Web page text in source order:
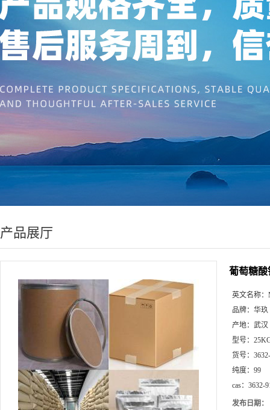
产品展厅
葡萄糖酸
英文名称：
品牌： 华玖
产地： 武汉
型号：
货号：
纯度： 99
cas： 3632-
发布日期：